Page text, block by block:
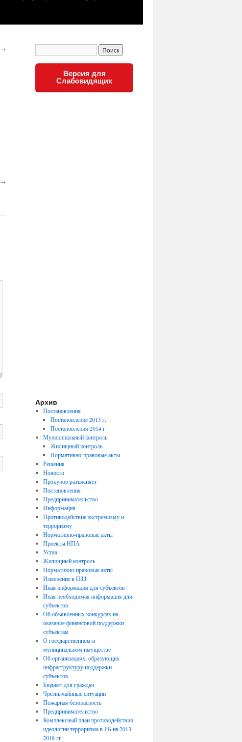
→
→
Версия для
Слабовидящих
Архив
Постановления
Постановление 2013 г.
Постановления 2014 г.
Муниципальный контроль
Жилищный контроль
Нормативно-правовые акты
Решения
Новости
Прокурор разъясняет
Постановления
Предпринимательство
Информация
Противодействие экстремизму и
терроризму
Нормативно-правовые акты
Проекты НПА
Устав
Жилищный контроль
Нормативно-правовые акты
Изменение в ПЗЗ
Иная информация для субъектов
Иная необходимая информация для
субъектов
Об объявленных конкурсах на
оказание финансовой поддержки
субъектам
О государственном и
муниципальном имуществе
Об организациях, образующих
инфраструктуру поддержки
субъектов
Бюджет для граждан
Чрезвычайнные ситуации
Пожарная безопасность
Предпринимательство
Комплексный план противодействия
идеологии терроризма в РБ на 2013-
2018 гг.